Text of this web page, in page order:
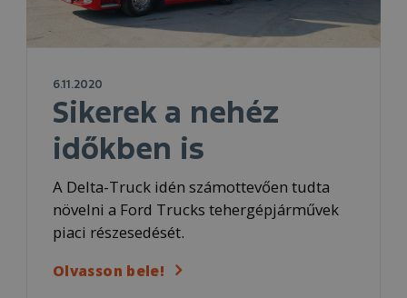
6.11.2020
Sikerek a nehéz
időkben is
A Delta-Truck idén számottevően tudta
növelni a Ford Trucks tehergépjárművek
piaci részesedését.
Olvasson bele!